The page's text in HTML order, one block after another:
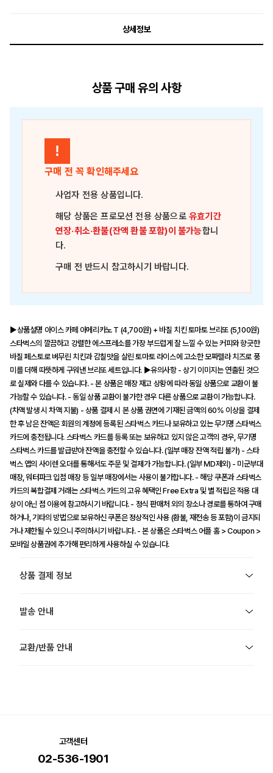
상세정보
상품 구매 유의 사항
!
구매 전 꼭 확인해주세요
사업자 전용 상품입니다.
해당 상품은프로모션 전용 상품으로유효기간
연장·취소·환불(잔액 환불 포함)이 불가능합니
다.
구매 전 반드시 참고하시기 바랍니다.
▶상품설명 아이스 카페 아메리카노 T (4,700원) + 바질 치킨 토마토 브리또 (5,100원)
스타벅스의 깔끔하고 강렬한 에스프레소를 가장 부드럽게 잘 느낄 수 있는 커피와 향긋한
바질 페스토로 버무린 치킨과 감칠맛을 살린 토마토 라이스에 고소한 모짜렐라 치즈로 풍
미를 더해 따뜻하게 구워낸 브리또 세트입니다. ▶유의사항 - 상기 이미지는 연출된 것으
로 실제와 다를 수 있습니다. - 본 상품은 매장 재고 상황에 따라 동일 상품으로 교환이 불
가능할 수 있습니다. - 동일 상품 교환이 불가한 경우 다른 상품으로 교환이 가능합니다.
(차액 발생 시 차액 지불) - 상품 결제 시 본 상품 권면에 기재된 금액의 60% 이상을 결제
한 후 남은 잔액은 회원의 계정에 등록된 스타벅스 카드나 보유하고 있는 무기명 스타벅스
카드에 충전됩니다. 스타벅스 카드를 등록 또는 보유하고 있지 않은 고객의 경우, 무기명
스타벅스 카드를 발급받아 잔액을 충전할 수 있습니다. (일부 매장 잔액 적립 불가) - 스타
벅스 앱의 사이렌 오더를 통해서도 주문 및 결제가 가능합니다. (일부 MD제외) - 미군부대
매장, 워터파크 입점 매장 등 일부 매장에서는 사용이 불가합니다. - 해당 쿠폰과 스타벅스
카드의 복합결제 거래는 스타벅스 카드의 고유 혜택인 Free Extra 및 별 적립은 적용 대
상이 아닌 점 이용에 참고하시기 바랍니다. - 정식 판매처 외의 장소나 경로를 통하여 구매
하거나, 기타의 방법으로 보유하신 쿠폰은 정상적인 사용 (환불, 재전송 등 포함)이 금지되
거나 제한될 수 있으니 주의하시기 바랍니다. - 본 상품은 스타벅스 어플 홈 > Coupon >
모바일 상품권에 추가해 편리하게 사용하실 수 있습니다.
상품 결제 정보
발송 안내
교환/반품 안내
고객센터
02-536-1901